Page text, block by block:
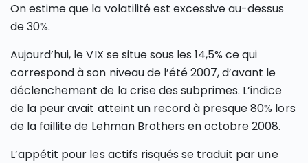
On estime que la volatilité est excessive au-dessus
de 30%.
Aujourd’hui, le VIX se situe sous les 14,5% ce qui
correspond à son niveau de l’été 2007, d’avant le
déclenchement de la crise des subprimes. L’indice
de la peur avait atteint un record à presque 80% lors
de la faillite de Lehman Brothers en octobre 2008.
L’appétit pour les actifs risqués se traduit par une